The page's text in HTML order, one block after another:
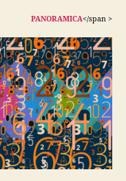
PANORAMICA</span >